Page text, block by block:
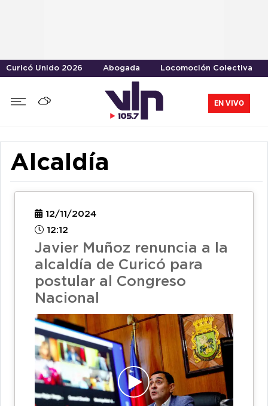
Curicó Unido 2026 Abogada Locomoción Colectiva
EN VIVO
Alcaldía
12/11/2024
12:12
Javier Muñoz renuncia a la
alcaldía de Curicó para
postular al Congreso
Nacional